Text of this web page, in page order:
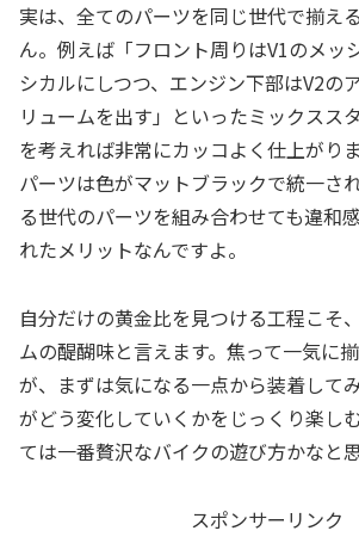
実は、全てのパーツを同じ世代で揃え
ん。例えば「フロント周りはV1のメッ
シカルにしつつ、エンジン下部はV2の
リュームを出す」といったミックスス
を考えれば非常にカッコよく仕上がり
パーツは色がマットブラックで統一さ
る世代のパーツを組み合わせても違和
れたメリットなんですよ。
自分だけの黄金比を見つける工程こそ
ムの醍醐味と言えます。焦って一気に
が、まずは気になる一点から装着して
がどう変化していくかをじっくり楽し
ては一番贅沢なバイクの遊び方かなと
スポンサーリンク